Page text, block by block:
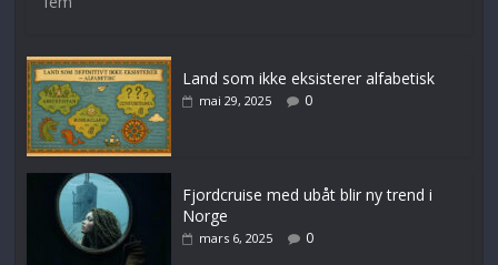
Land som ikke eksisterer alfabetisk
mai 29, 2025 0
Fjordcruise med ubåt blir ny trend i
Norge
mars 6, 2025 0